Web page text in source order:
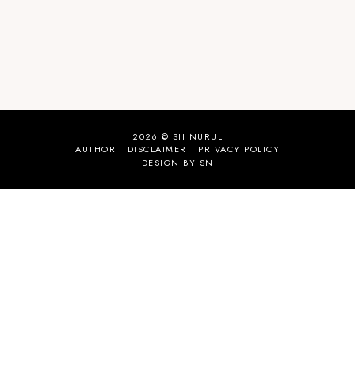
2026 © SII NURUL
AUTHOR
DISCLAIMER
PRIVACY POLICY
DESIGN BY SN